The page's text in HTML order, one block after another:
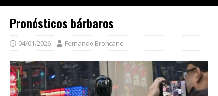
Pronósticos bárbaros
04/01/2026 Fernando Broncano